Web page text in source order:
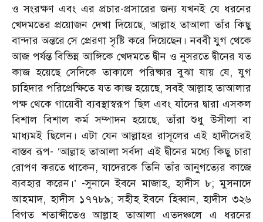
ও সংরক্ষণ এবং এর প্রচার-প্রসারের জন্য যখনই যে ধরনের
খেদমতের প্রয়োজন দেখা দিয়েছে, আল্লাহ তাআলা তাঁর কিছু
বান্দার অন্তরে সে প্রেরণা সৃষ্টি করে দিয়েছেন। নববী যুগ থেকে
আজ পর্যন্ত বিভিন্ন আঙ্গিকে খেদমতে দ্বীন ও নুসরতে দ্বীনের যত
কাজ হয়েছে সেদিকে তাকালে পরিষ্কার বুঝা যায় যে, যুগ
চাহিদার পরিপ্রেক্ষিতে যত কাজ হয়েছে, সবই আল্লাহ তাআলার
পক্ষ থেকে গায়েবী ব্যবস্থাস্বরূপ ছিল এবং যাঁদের দ্বারা এসকল
বিশাল বিশাল কর্ম সম্পাদন হয়েছে, তাঁরা শুধু উসীলা বা
মাধ্যমই ছিলেন। এটা যেন আল্লাহর রাসূলের এই হাদীসেরই
বাস্তব রূপ- ‘আল্লাহ তাআলা সর্বদা এই দ্বীনের মধ্যে কিছু চারা
রোপণ করতে থাকেন, যাদেরকে তিনি তাঁর আনুগত্যের কাজে
ব্যবহার করেন।’ -সুনানে ইবনে মাজাহ, হাদীস ৮; মুসনাদে
আহমাদ, হাদীস ১৭৭৮৯; সহীহ ইবনে হিব্বান, হাদীস ৩২৬
বিগত শতাব্দীতেও আল্লাহ তাআলা এতদঞ্চলে এ ধরনের